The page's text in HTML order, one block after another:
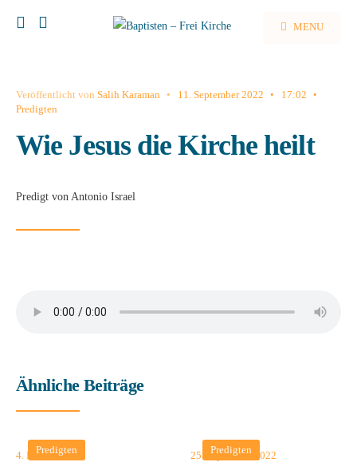
MENU
Veröffentlicht von Salih Karaman • 11. September 2022 • 17:02 •
Predigten
Wie Jesus die Kirche heilt
Predigt von Antonio Israel
Ähnliche Beiträge
Predigten
4. Mai 2025 Predigten
25. September 2022